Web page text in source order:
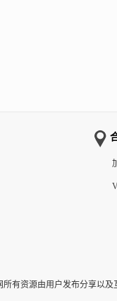
所有资源由用户发布分享以